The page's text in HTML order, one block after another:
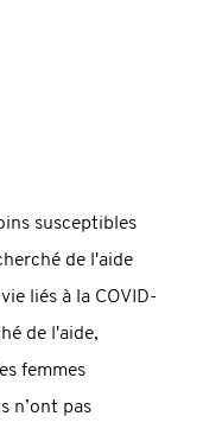
susceptibles
de l'aide
liés à la COVID-
de l'aide,
femmes
n’ont pas